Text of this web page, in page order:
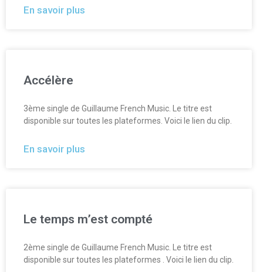
En savoir plus
Accélère
3ème single de Guillaume French Music. Le titre est
disponible sur toutes les plateformes. Voici le lien du clip.
En savoir plus
Le temps m’est compté
2ème single de Guillaume French Music. Le titre est
disponible sur toutes les plateformes . Voici le lien du clip.